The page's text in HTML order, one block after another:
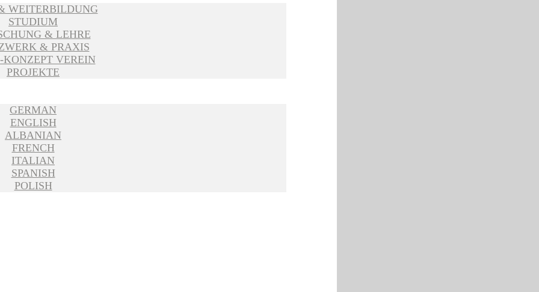
WEITERBILDUNG
STUDIUM
& LEHRE
& PRAXIS
KONZEPT VEREIN
PROJEKTE
GERMAN
ENGLISH
ALBANIAN
FRENCH
ITALIAN
SPANISH
POLISH